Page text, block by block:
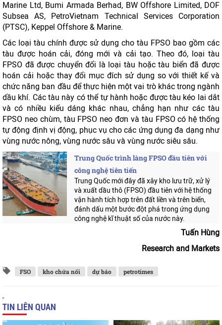
Marine Ltd, Bumi Armada Berhad, BW Offshore Limited, DOF
Subsea AS, PetroVietnam Technical Services Corporation
(PTSC), Keppel Offshore & Marine.
Các loại tàu chính được sử dụng cho tàu FPSO bao gồm các
tàu được hoán cải, đóng mới và cải tạo. Theo đó, loại tàu
FPSO đã được chuyển đổi là loại tàu hoặc tàu biển đã được
hoán cải hoặc thay đổi mục đích sử dụng so với thiết kế và
chức năng ban đầu để thực hiện một vai trò khác trong ngành
dầu khí. Các tàu này có thể tự hành hoặc được tàu kéo lai dắt
và có nhiều kiểu dáng khác nhau, chẳng hạn như các tàu
FPSO neo chùm, tàu FPSO neo đơn và tàu FPSO có hệ thống
tự động định vị động, phục vụ cho các ứng dụng đa dạng như
vùng nước nông, vùng nước sâu và vùng nước siêu sâu.
Trung Quốc trình làng FPSO đầu tiên với
công nghệ tiên tiến
Trung Quốc mới đây đã xây kho lưu trữ, xử lý
và xuất dầu thô (FPSO) đầu tiên với hệ thống
vận hành tích hợp trên đất liền và trên biển,
đánh dấu một bước đột phá trong ứng dụng
công nghệ kĩ thuật số của nước này.
Tuấn Hùng
Research and Markets
FSO kho chứa nổi dự báo petrotimes
TIN LIÊN QUAN